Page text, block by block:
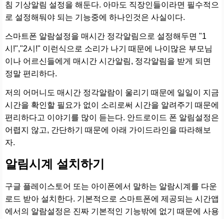
침 기상알림 설정을 해둔다. 아마도 직장인들이라면 필수적으
로 설정해둬야 되는 기능중에 하나인것은 사실이다.
스마트폰 알람설정을 매시간 정각알림으로 설정해두면 "1
시!","2시!" 이런식으로 소리가 나기 때문에 나이많은 부모님
이나 어르신들에게 매시간 시간알림, 정각알림을 받게 되면
정말 편리하다.
저의 어머니도 매시간 정각알람이 울리기 때문에 일일이 지금
시간을 확인할 필요가 없이 소리로써 시간을 알려주기 때문에
편리하다고 이야기를 많이 듣는다. 안드로이드 폰 알림설정은
어렵지 않고, 간단하기 때문에 아래 가이드라인을 따라해보
자.
알림시계 설치하기
구글 플레이스토어 또는 아이폰에서 말하는 알람시계를 다운
로드 받아 설치한다. 기본적으로 스마트폰에 제공되는 시간앱
에서의 알람설정은 진짜 기본적인 기능밖에 없기 때문에 사용